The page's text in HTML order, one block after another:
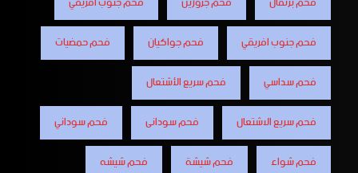
فحم جنوب افريقي
فحم جواكيان
فحم حمضيات
فحم سداسي
فحم سريع الأشتعال
فحم سريع الاشتعال
فحم سودانى
فحم سوداني
فحم شواء
فحم شيشة
فحم شيشه